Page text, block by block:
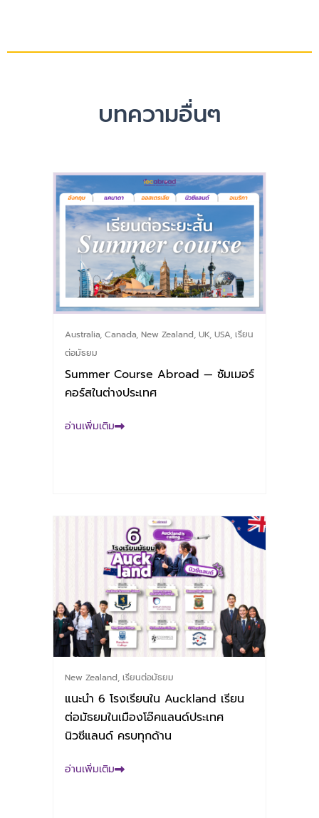
บทความอื่นๆ
Australia, Canada, New Zealand, UK, USA, เรียน
ต่อมัธยม
Summer Course Abroad — ซัมเมอร์
คอร์สในต่างประเทศ
อ่านเพิ่มเติม
New Zealand, เรียนต่อมัธยม
แนะนำ 6 โรงเรียนใน Auckland เรียน
ต่อมัธยมในเมืองโอ๊คแลนด์ประเทศ
นิวซีแลนด์ ครบทุกด้าน
อ่านเพิ่มเติม